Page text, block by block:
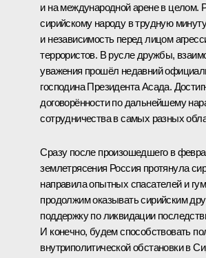
и на международной арене в целом.
сирийскому народу в трудную
и независимость перед лицом
террористов. В русле дружбы,
уважения прошёл недавний
господина ПрезидентаАсада.
договорённости по дальнейшему
сотрудничества в самых разных
Сразу после произошедшего в
землетрясения Россия протянула
направила опытных спасателей и
продолжим оказывать сирийским
поддержку по ликвидации
И конечно, будем способствовать
внутриполитической обстановки в